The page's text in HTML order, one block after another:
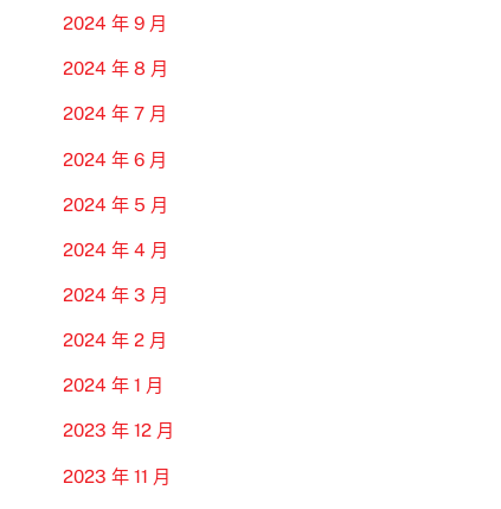
2024 年 9 月
2024 年 8 月
2024 年 7 月
2024 年 6 月
2024 年 5 月
2024 年 4 月
2024 年 3 月
2024 年 2 月
2024 年 1 月
2023 年 12 月
2023 年 11 月